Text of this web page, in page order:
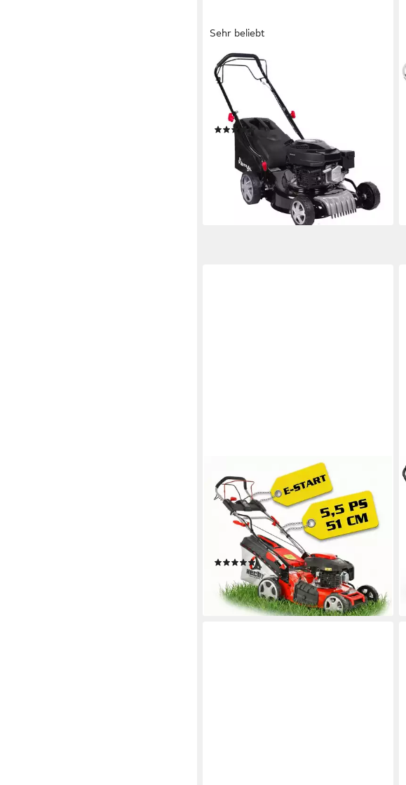
Sehr beliebt
BRAST
Benzinrasenmäher Radantrieb mit
Antrieb 3,0kW (4,1PS)
41 cm
Schnittbreite
(68)
199,99 €
mtl. in 12 Raten
lieferbar - in 3-4 Werktagen bei dir
Benzinrasenmäher 551 SXE mit
Radantrieb Elektrostart
51 cm Schnittbreite
2,5 - 7,5 cm Schnitthöhe
Größe Auffangbehälter
(20)
399,99 €
19,87 €mtl. in 24 Raten
lieferbar - in 3-4 Werktagen bei dir